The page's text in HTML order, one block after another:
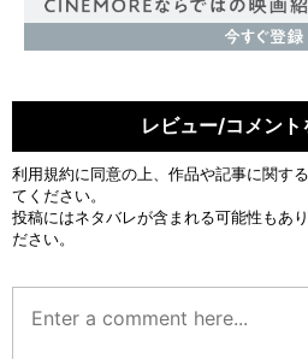
レビュー/コメント
利用規約に同意の上、作品や記事に関す
てください。
投稿にはネタバレが含まれる可能性もあ
ださい。